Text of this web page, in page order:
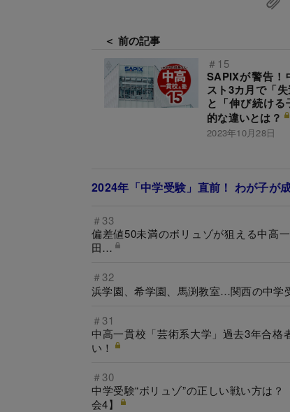
＜ 前の記事
＃15
SAPIXが警告！
スト3カ月で「失
と「伸び続ける
的な違いとは？
2023年10月28日
2024年「中学受験」直前！ わが子が
＃33
偏差値50未満のボリュゾが狙える中高
田…
＃32
浜学園、希学園、馬渕教室…関西の中学
＃31
中高一貫校「芸術系大学」過去3年合格
い！
＃30
中学受験“ボリュゾ”の正しい戦い方は
会4】